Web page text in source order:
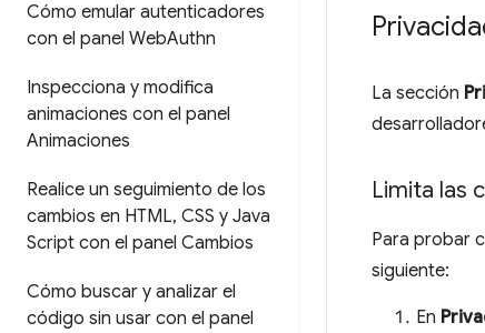
Cómo emular autenticadores
con el panel WebAuthn
Inspecciona y modifica
animaciones con el panel
Animaciones
Realice un seguimiento de los
cambios en HTML, CSS y Java
Script con el panel Cambios
Cómo buscar y analizar el
código sin usar con el panel
La sección
Limita las
Para probar
siguiente:
En